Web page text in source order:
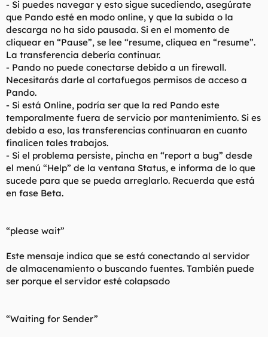
- Si puedes navegar y esto sigue sucediendo, asegúrate
que Pando esté en modo online, y que la subida o la
descarga no ha sido pausada. Si en el momento de
cliquear en “Pause”, se lee “resume, cliquea en “resume”.
La transferencia debería continuar.
- Pando no puede conectarse debido a un firewall.
Necesitarás darle al cortafuegos permisos de acceso a
Pando.
- Si está Online, podría ser que la red Pando este
temporalmente fuera de servicio por mantenimiento. Si es
debido a eso, las transferencias continuaran en cuanto
finalicen tales trabajos.
- Si el problema persiste, pincha en “report a bug” desde
el menú “Help” de la ventana Status, e informa de lo que
sucede para que se pueda arreglarlo. Recuerda que está
en fase Beta.
“please wait”
Este mensaje indica que se está conectando al servidor
de almacenamiento o buscando fuentes. También puede
ser porque el servidor esté colapsado
“Waiting for Sender”